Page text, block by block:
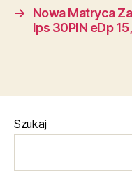
→
Nowa Matryca
Ips 30PIN eDp
Szukaj